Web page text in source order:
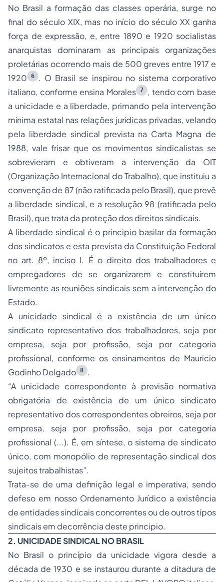
No Brasil a formação das classes operária, surge no
final do século XIX, mas no início do século XX ganha
força de expressão, e, entre 1890 e 1920 socialistas
anarquistas dominaram as principais organizações
proletárias ocorrendo mais de 500 greves entre 1917 e
1920
6
. O Brasil se inspirou no sistema corporativo
italiano, conforme ensina Morales 7
, tendo com base
a unicidade e a liberdade, primando pela intervenção
mínima estatal nas relações jurídicas privadas, velando
pela liberdade sindical prevista na Carta Magna de
1988, vale frisar que os movimentos sindicalistas se
sobrevieram e obtiveram a intervenção da OIT
(Organização Internacional do Trabalho), que instituiu a
convenção de 87 (não ratificada pelo Brasil), que prevê
a liberdade sindical, e a resolução 98 (ratificada pelo
Brasil), que trata da proteção dos direitos sindicais.
A liberdade sindical é o principio basilar da formação
dos sindicatos e esta prevista da Constituição Federal
no art. 8º, inciso I. É o direito dos trabalhadores e
empregadores de se organizarem e constituírem
livremente as reuniões sindicais sem a intervenção do
Estado.
A unicidade sindical é a existência de um único
sindicato representativo dos trabalhadores, seja por
empresa, seja por profissão, seja por categoria
profissional, conforme os ensinamentos de Mauricio
Godinho Delgado 8
.
“A unicidade correspondente à previsão normativa
obrigatória de existência de um único sindicato
representativo dos correspondentes obreiros, seja por
empresa, seja por profissão, seja por categoria
profissional (...). É, em síntese, o sistema de sindicato
único, com monopólio de representação sindical dos
sujeitos trabalhistas”.
Trata-se de uma definição legal e imperativa, sendo
defeso em nosso Ordenamento Jurídico a existência
de entidades sindicais concorrentes ou de outros tipos
sindicais em decorrência deste principio.
2. UNICIDADE SINDICAL NO BRASIL
No Brasil o princípio da unicidade vigora desde a
década de 1930 e se instaurou durante a ditadura de